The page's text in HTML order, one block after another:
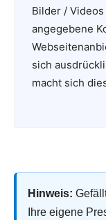
Bilder /
angegebene
sich
macht sich
Hinweis:
Ihre eigene